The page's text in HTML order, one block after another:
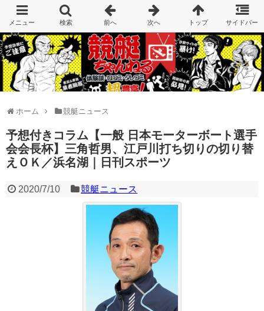
ホーム 競艇ニュース
予想付きコラム【一般 日本モーターボート選手
会会長杯】三角哲男、江戸川打ち切りの切り替
えＯＫ／浜名湖｜日刊スポーツ
2020/7/10 競艇ニュース